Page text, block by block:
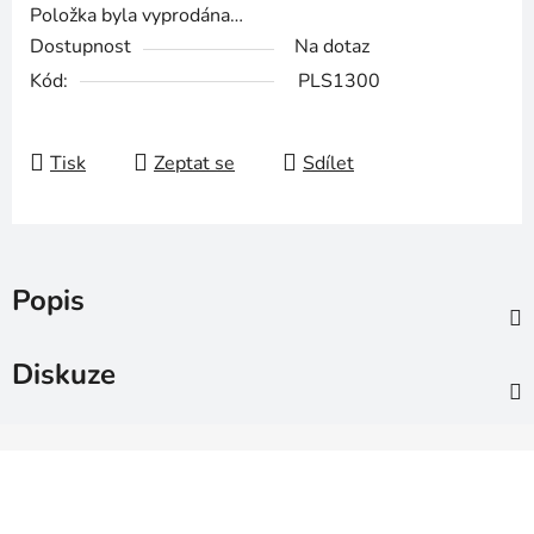
Položka byla vyprodána…
Dostupnost
Na dotaz
Kód:
PLS1300
Tisk Zeptat se Sdílet
Popis
Diskuze